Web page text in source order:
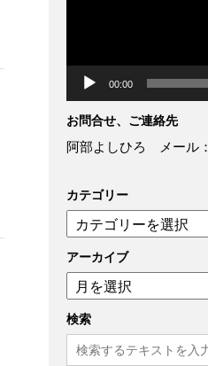
ー
00:00
お問合せ、ご連絡先
阿部よしひろ メール：
カテゴリー
テ
ゴ
リ
ー
アーカイブ
ア
ー
カ
イ
ブ
検索